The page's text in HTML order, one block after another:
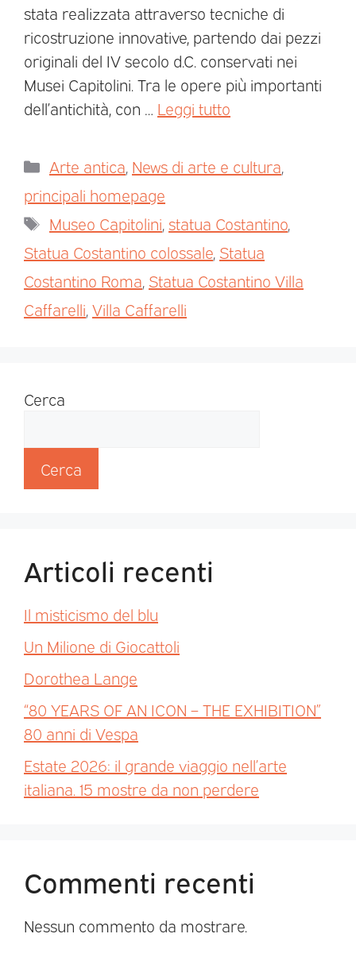
stata realizzata attraverso tecniche di
ricostruzione innovative, partendo dai pezzi
originali del IV secolo d.C. conservati nei
Musei Capitolini. Tra le opere più importanti
dell’antichità, con … Leggi tutto
Arte antica News di arte e cultura
principali homepage
Museo Capitolini statua Costantino
Statua Costantino colossale Statua
Costantino Roma Statua Costantino Villa
Caffarelli Villa Caffarelli
Cerca
Cerca
Articoli recenti
Il misticismo del blu
Un Milione di Giocattoli
Dorothea Lange
“80 YEARS OF AN ICON – THE EXHIBITION”
80 anni di Vespa
Estate 2026: il grande viaggio nell’arte
italiana. 15 mostre da non perdere
Commenti recenti
Nessun commento da mostrare.